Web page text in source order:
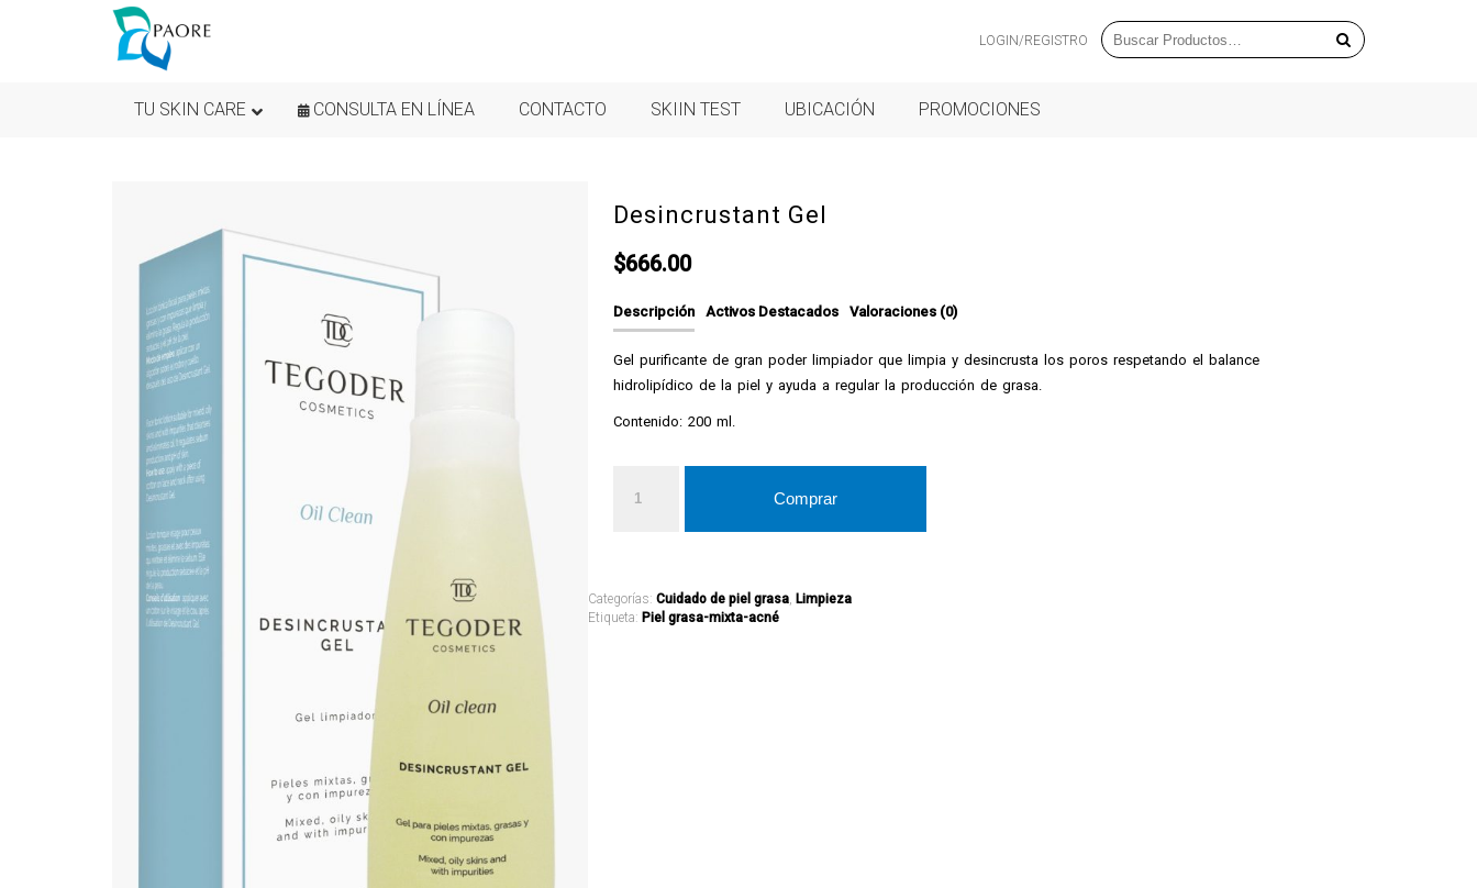
LOGIN/REGISTRO
TU SKIN CARE CONSULTA EN LÍNEA CONTACTO SKIIN TEST UBICACIÓN PROMOCIONES
Desincrustant Gel
$666.00
Descripción Activos Destacados Valoraciones (0)
Gel purificante de gran poder limpiador que limpia y desincrusta los poros respetando el balance
hidrolipídico de la piel y ayuda a regular la producción de grasa.
Contenido: 200 ml.
Comprar
Categorías:Cuidado de piel grasa ,Limpieza
Etiqueta:Piel grasa-mixta-acné